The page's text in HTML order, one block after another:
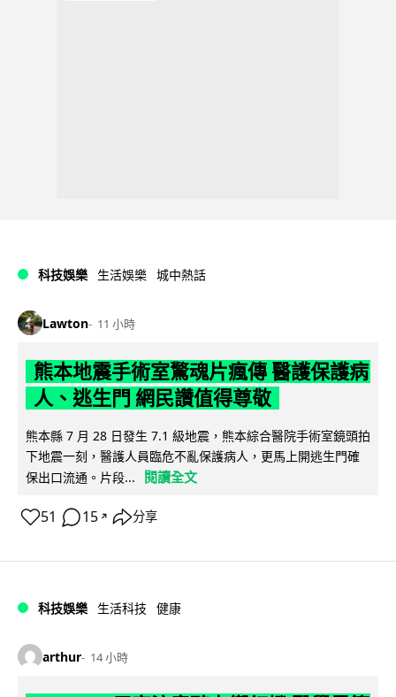
科技娛樂 生活娛樂 城中熱話
Lawton 11 小時
熊本地震手術室驚魂片瘋傳 醫護保護病
人、逃生門 網民讚值得尊敬
熊本縣 7 月 28 日發生 7.1 級地震，熊本綜合醫院手術室鏡頭拍
下地震一刻，醫護人員臨危不亂保護病人，更馬上開逃生門確
保出口流通。片段...
閱讀全文
51 15 ↗ 分享
科技娛樂 生活科技 健康
arthur 14 小時